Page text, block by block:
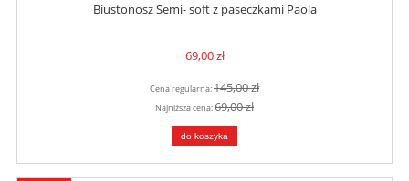
Biustonosz Semi- soft z paseczkami Paola
69,00 zł
Cena regularna:145,00 zł
Najniższa cena:69,00 zł
do koszyka